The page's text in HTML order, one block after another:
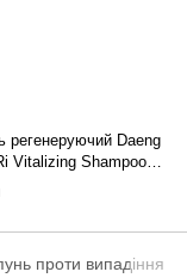
регенеруючий Daeng
Vitalizing Shampoo